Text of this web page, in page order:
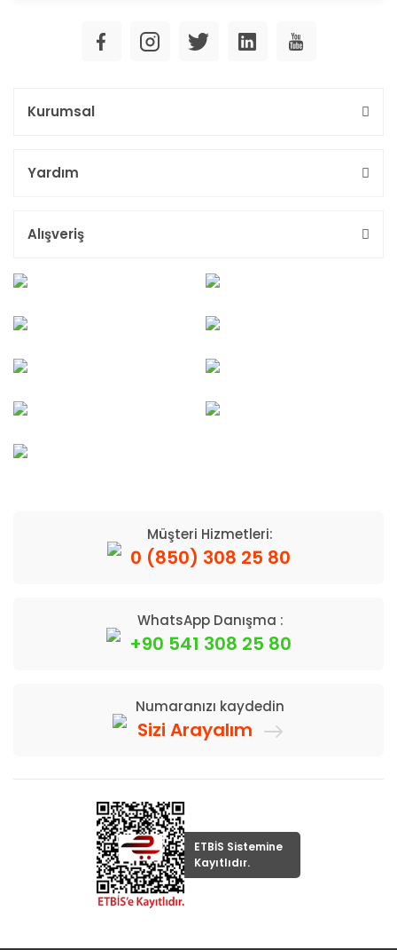
Kurumsal
Yardım
Alışveriş
Müşteri Hizmetleri:
0 (850) 308 25 80
WhatsApp Danışma :
+90 541 308 25 80
Numaranızı kaydedin
Sizi Arayalım
ETBİS Sistemine
Kayıtlıdır.